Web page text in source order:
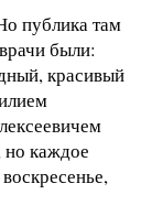
публика там
были:
красивый
каждое